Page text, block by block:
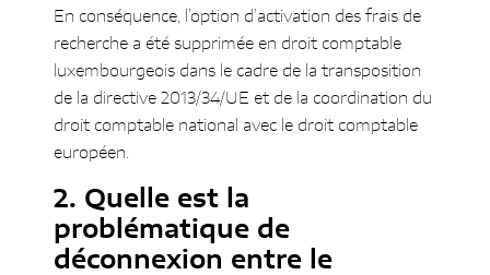
En conséquence, l’option d’activation des frais de
recherche a été supprimée en droit comptable
luxembourgeois dans le cadre de la transposition
de la directive 2013/34/UE et de la coordination du
droit comptable national avec le droit comptable
européen.
Quelle est la
problématique de
déconnexion entre le